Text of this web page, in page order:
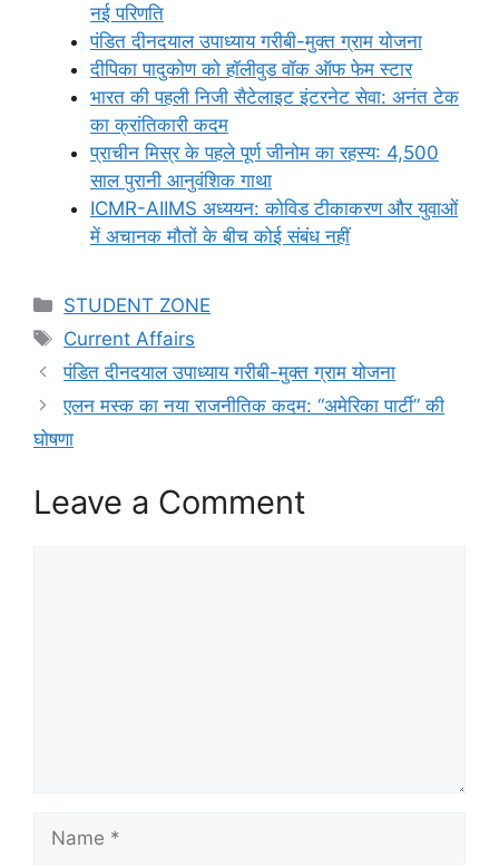
नई परिणति
पंडित दीनदयाल उपाध्याय गरीबी-मुक्त ग्राम योजना
दीपिका पादुकोण को हॉलीवुड वॉक ऑफ फेम स्टार
भारत की पहली निजी सैटेलाइट इंटरनेट सेवा: अनंत टेक
का क्रांतिकारी कदम
प्राचीन मिस्र के पहले पूर्ण जीनोम का रहस्य: 4,500
साल पुरानी आनुवंशिक गाथा
ICMR-AIIMS अध्ययन: कोविड टीकाकरण और युवाओं
में अचानक मौतों के बीच कोई संबंध नहीं
Categories
STUDENT ZONE
Tags
Current Affairs
पंडित दीनदयाल उपाध्याय गरीबी-मुक्त ग्राम योजना
एलन मस्क का नया राजनीतिक कदम: “अमेरिका पार्टी” की
घोषणा
Leave a Comment
Name